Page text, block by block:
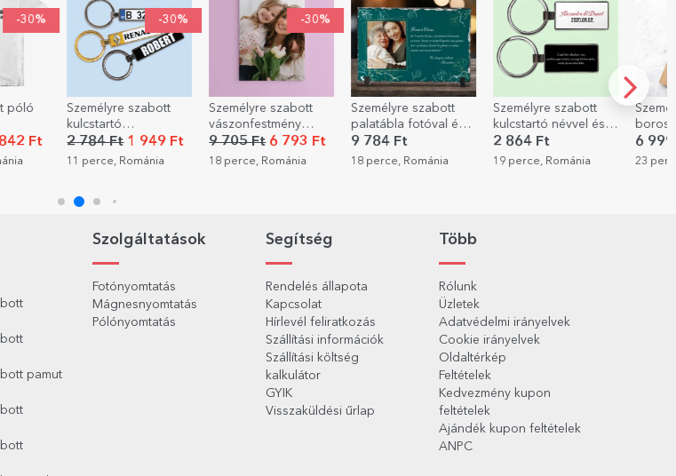
-30%
Ft
-30%
Személyre szabott
vászonfestmény
fotóval
9 705 Ft6 793 Ft
18 perce, Románia
Személyre szabott
palatábla fotóval és
üzenettel - Virágok
9 784 Ft
18 perce, Románia
Személyre szabott
kulcstartó névvel és
üzenettel
2 864 Ft
19 perce, Románia
Személyre szabott
borosdoboz -
Boldog
születésnapot
6 999 Ft
23 perce, Románia
397
23
pamut
Szolgáltatások
Fotónyomtatás
Mágnesnyomtatás
Pólónyomtatás
Segítség
Rendelés állapota
Kapcsolat
Hírlevél feliratkozás
Szállítási információk
Szállítási költség
kalkulátor
GYIK
Visszaküldési űrlap
Több
Rólunk
Üzletek
Adatvédelmi irányelvek
Cookie irányelvek
Oldaltérkép
Feltételek
Kedvezmény kupon
feltételek
Ajándék kupon feltételek
ANPC